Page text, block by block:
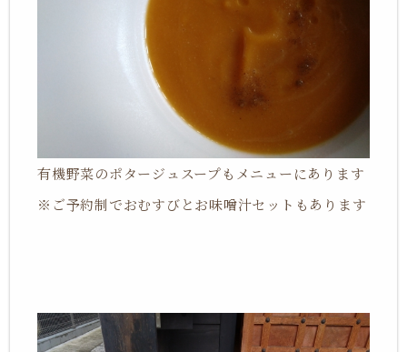
有機野菜のポタージュスープもメニューにあります
※ご予約制でおむすびとお味噌汁セットもあります